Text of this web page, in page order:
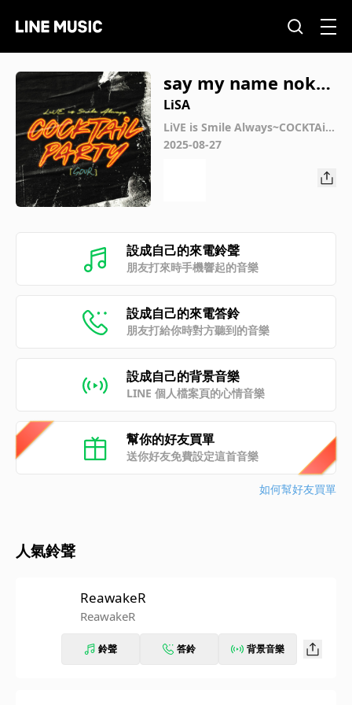
say my name nokat
aomoi (COCKTAiL P
ARTY [SOUR] Live V
ersion)
LiSA
LiVE is Smile Always~COCKTAiL
PARTY~ [SOUR] at Yoyogi Natio
2025-08-27
設成自己的來電鈴聲
朋友打來時手機響起的音樂
設成自己的來電答鈴
朋友打給你時對方聽到的音樂
設成自己的背景音樂
LINE 個人檔案頁的心情音樂
幫你的好友買單
送你好友免費設定這首音樂
如何幫好友買單
人氣鈴聲
ReawakeR
ReawakeR
鈴聲 答鈴 背景音樂